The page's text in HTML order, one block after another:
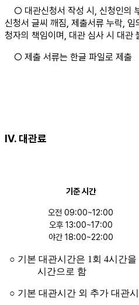
○ 대관신청서 작성 시, 신청인의
신청서 글씨 깨짐, 제출서류 누락,
청자의 책임이며, 대관 심사 시 대관
○ 제출 서류는 한글 파일로 제출
Ⅳ. 대관료
기준 시간
오전 09:00~12:00
오후 13:00~17:00
야간 18:00~22:00
○ 기본 대관시간은 1회 4시간
시간으로 함
○ 기본 대관시간 외 추가 대관